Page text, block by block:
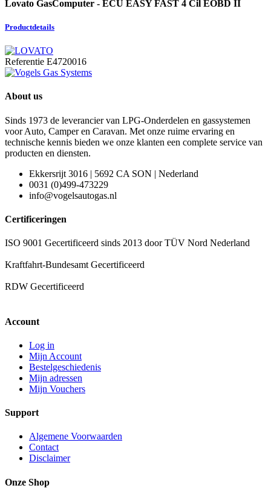
Lovato GasComputer - ECU EASY FAST 4 Cil EOBD II
Productdetails
Referentie E4720016
About us
Sinds 1973 de leverancier van LPG-Onderdelen en gassystemen
voor Auto, Camper en Caravan. Met onze ruime ervaring en
technische kennis bieden we onze klanten een complete service van
producten en diensten.
Ekkersrijt 3016 | 5692 CA SON | Nederland
0031 (0)499-473229
info@vogelsautogas.nl
Certificeringen
ISO 9001 Gecertificeerd sinds 2013 door TÜV Nord Nederland
Kraftfahrt-Bundesamt Gecertificeerd
RDW Gecertificeerd
Account
Log in
Mijn Account
Bestelgeschiedenis
Mijn adressen
Mijn Vouchers
Support
Algemene Voorwaarden
Contact
Disclaimer
Onze Shop